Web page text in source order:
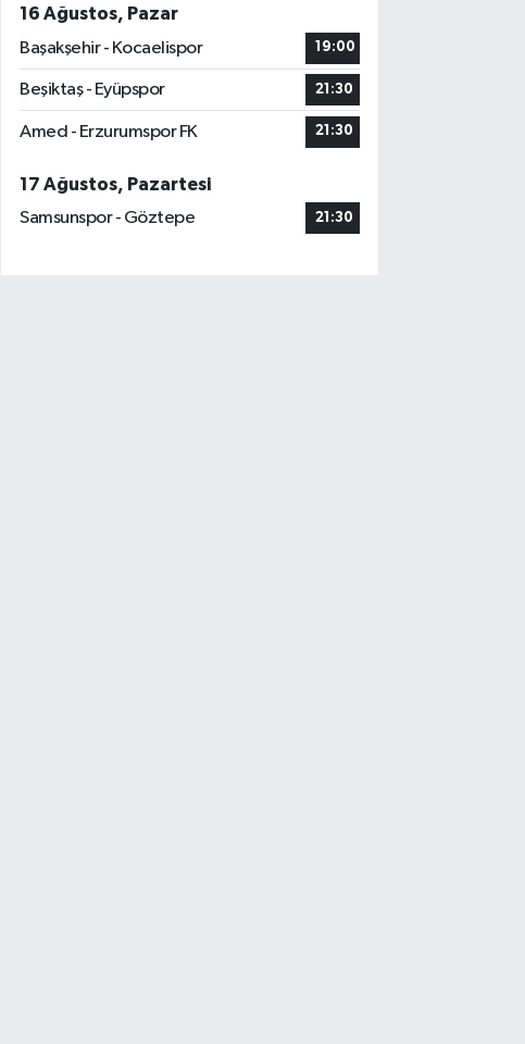
16 Ağustos, Pazar
Başakşehir - Kocaelispor
19:00
Beşiktaş - Eyüpspor 21:30
Amed - Erzurumspor FK 21:30
17 Ağustos, Pazartesi
Samsunspor - Göztepe
21:30